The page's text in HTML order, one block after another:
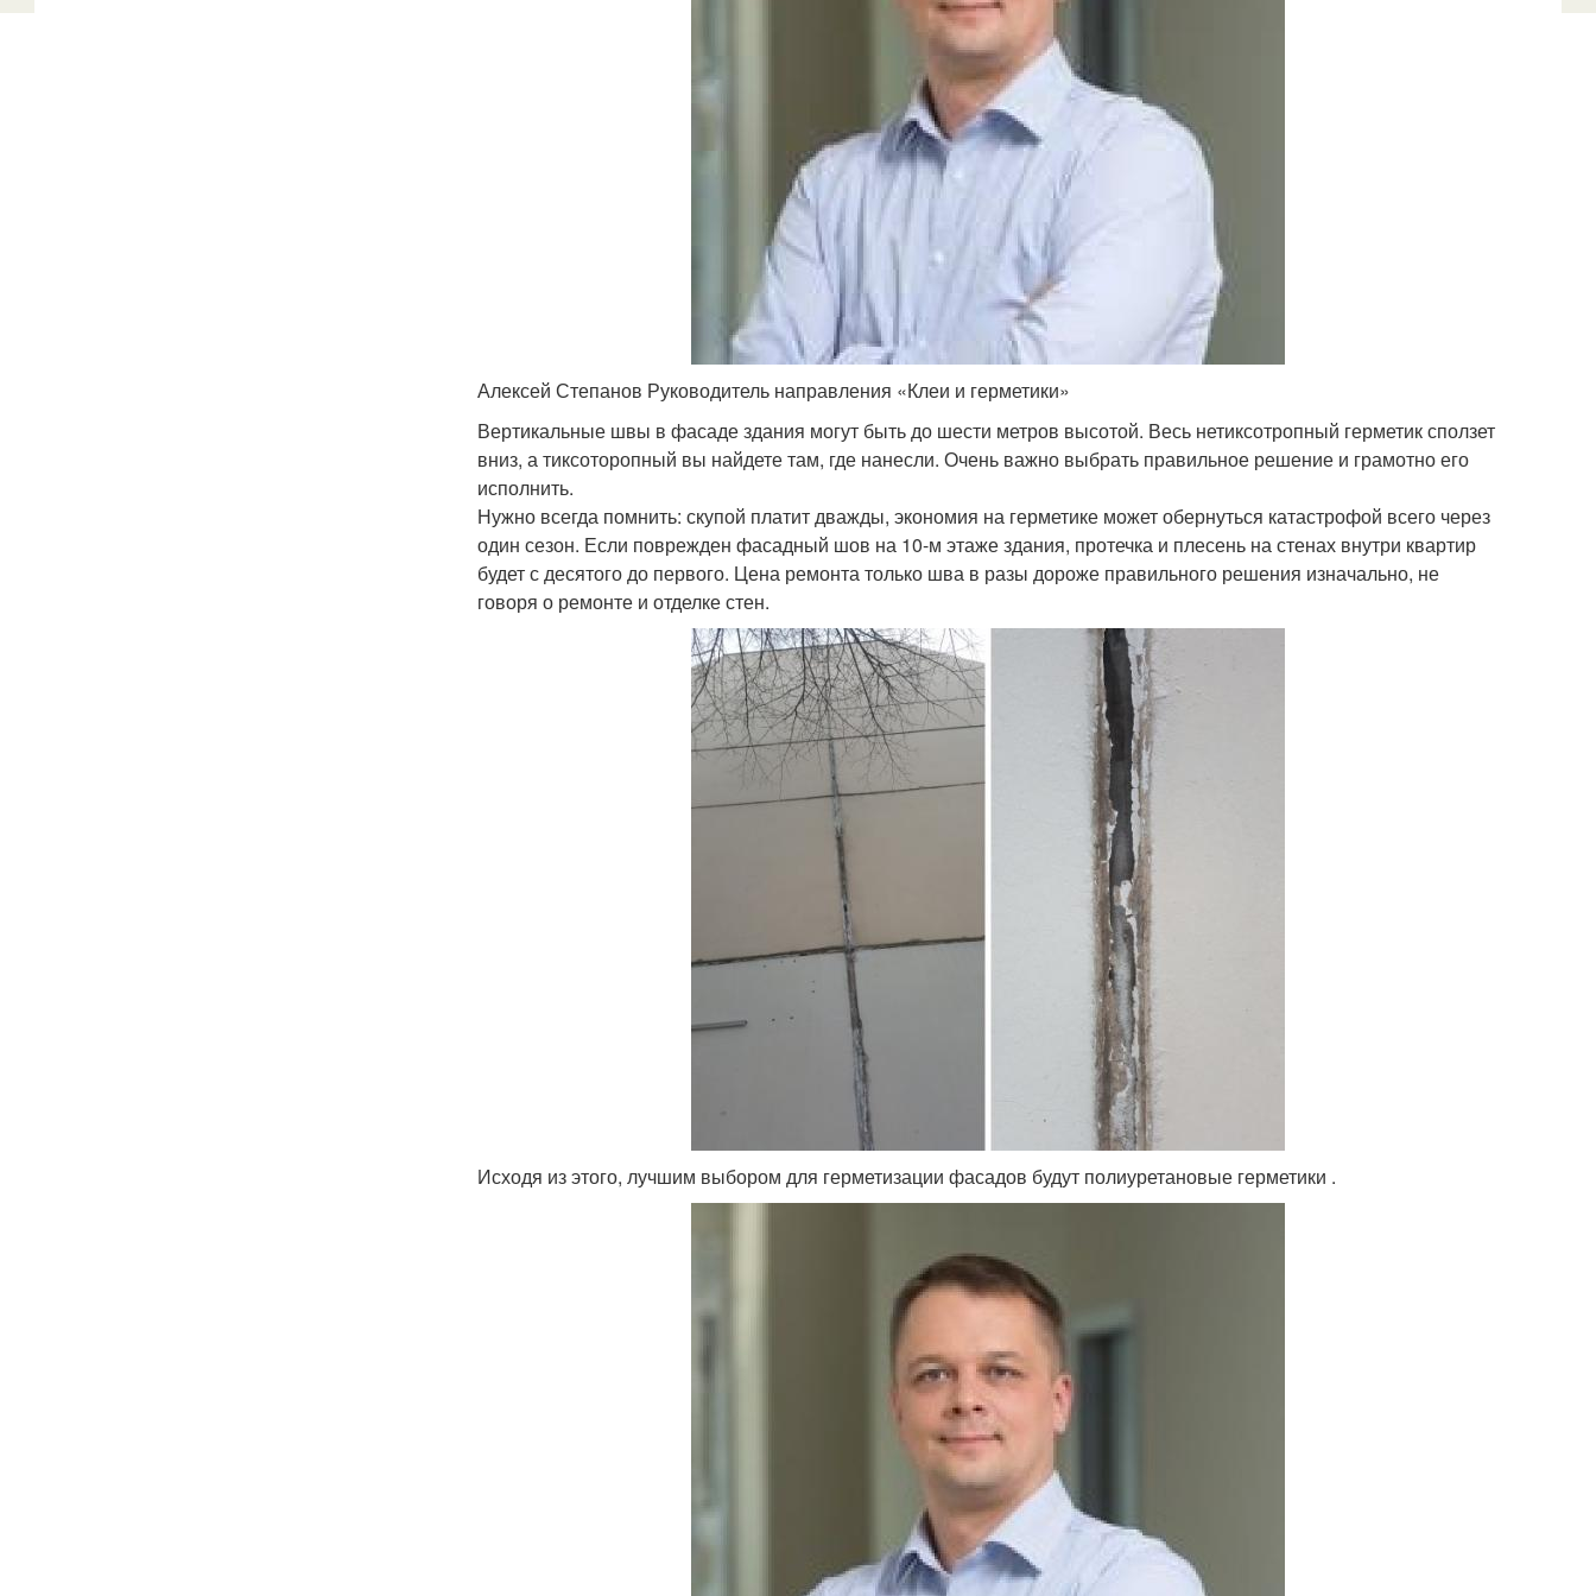
Алексей Степанов Руководитель направления «Клеи и герметики»
Вертикальные швы в фасаде здания могут быть до шести метров высотой. Весь нетиксотропный герметик сползет
вниз, а тиксоторопный вы найдете там, где нанесли. Очень важно выбрать правильное решение и грамотно его
исполнить.
Нужно всегда помнить: скупой платит дважды, экономия на герметике может обернуться катастрофой всего через
один сезон. Если поврежден фасадный шов на 10-м этаже здания, протечка и плесень на стенах внутри квартир
будет с десятого до первого. Цена ремонта только шва в разы дороже правильного решения изначально, не
говоря о ремонте и отделке стен.
Исходя из этого, лучшим выбором для герметизации фасадов будут полиуретановые герметики .